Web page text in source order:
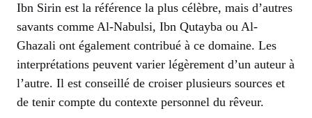
Ibn Sirin est la référence la plus célèbre, mais d’autres
savants comme Al-Nabulsi, Ibn Qutayba ou Al-
Ghazali ont également contribué à ce domaine. Les
interprétations peuvent varier légèrement d’un auteur à
l’autre. Il est conseillé de croiser plusieurs sources et
de tenir compte du contexte personnel du rêveur.